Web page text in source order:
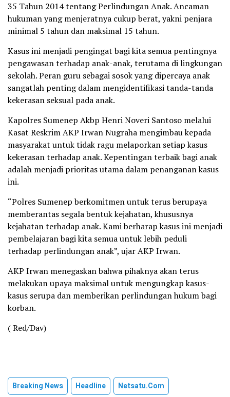
35 Tahun 2014 tentang Perlindungan Anak. Ancaman
hukuman yang menjeratnya cukup berat, yakni penjara
minimal 5 tahun dan maksimal 15 tahun.
Kasus ini menjadi pengingat bagi kita semua pentingnya
pengawasan terhadap anak-anak, terutama di lingkungan
sekolah. Peran guru sebagai sosok yang dipercaya anak
sangatlah penting dalam mengidentifikasi tanda-tanda
kekerasan seksual pada anak.
Kapolres Sumenep Akbp Henri Noveri Santoso melalui
Kasat Reskrim AKP Irwan Nugraha mengimbau kepada
masyarakat untuk tidak ragu melaporkan setiap kasus
kekerasan terhadap anak. Kepentingan terbaik bagi anak
adalah menjadi prioritas utama dalam penanganan kasus
ini.
“Polres Sumenep berkomitmen untuk terus berupaya
memberantas segala bentuk kejahatan, khususnya
kejahatan terhadap anak. Kami berharap kasus ini menjadi
pembelajaran bagi kita semua untuk lebih peduli
terhadap perlindungan anak”, ujar AKP Irwan.
AKP Irwan menegaskan bahwa pihaknya akan terus
melakukan upaya maksimal untuk mengungkap kasus-
kasus serupa dan memberikan perlindungan hukum bagi
korban.
( Red/Dav)
Breaking News Headline Netsatu.com